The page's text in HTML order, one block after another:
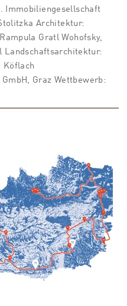
Immobiliengesellschaft
Architektur:
Gratl Wohofsky,
Landschaftsarchitektur:
Köflach
GmbH, Graz Wettbewerb: